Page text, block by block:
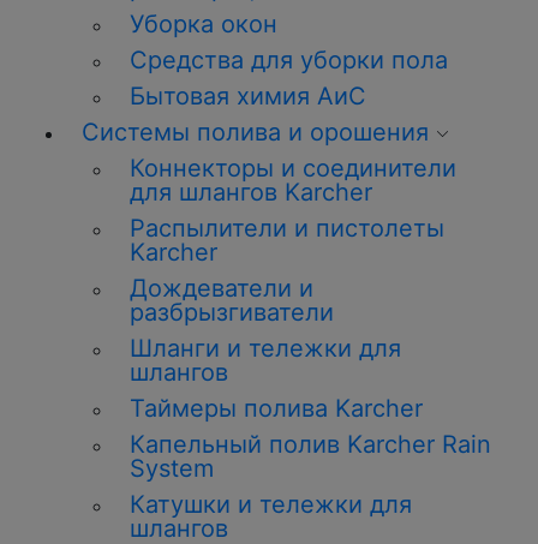
Уборка окон
Средства для уборки пола
Бытовая химия АиС
Системы полива и орошения
Коннекторы и соединители
для шлангов Karcher
Распылители и пистолеты
Karcher
Дождеватели и
разбрызгиватели
Шланги и тележки для
шлангов
Таймеры полива Karcher
Капельный полив Karcher Rain
System
Катушки и тележки для
шлангов